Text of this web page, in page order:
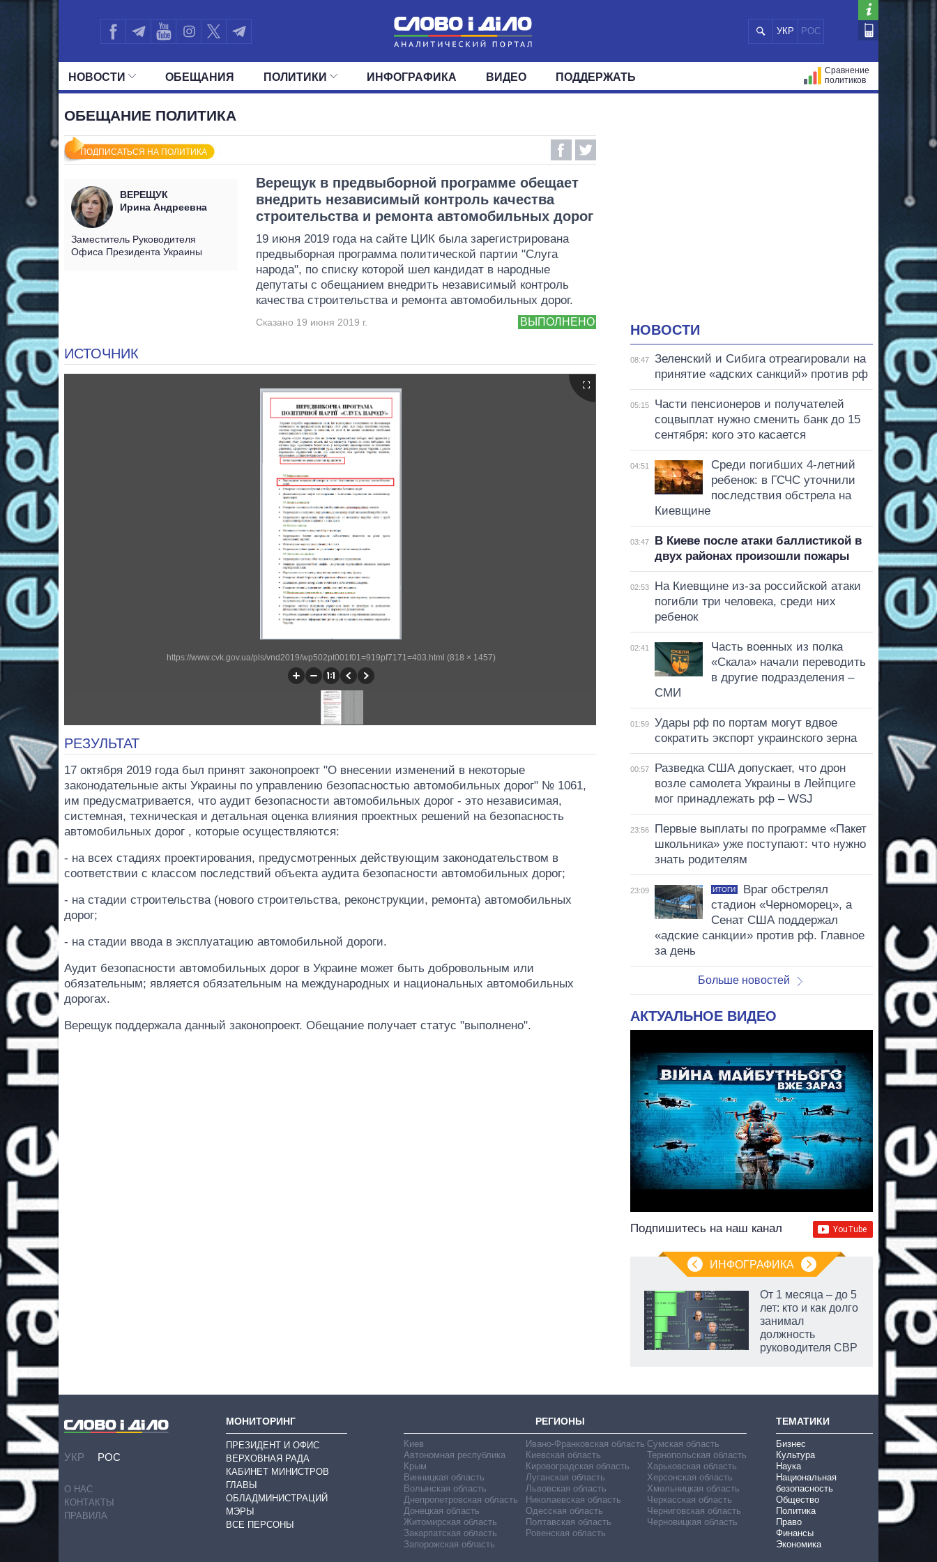
УКР РОС
НОВОСТИ
МИР
ОБЕЩАНИЯ ПОЛИТИКИ
ОКРУГА
ИНФОГРАФИКА ВИДЕО ПОДДЕРЖАТЬ
Сравнение
политиков
ОБЕЩАНИЕ ПОЛИТИКА
ПОДПИСАТЬСЯ НА ПОЛИТИКА
ВЕРЕЩУК
Ирина Андреевна
Заместитель Руководителя
Офиса Президента Украины
Верещук в предвыборной программе обещает
внедрить независимый контроль качества
строительства и ремонта автомобильных дорог
19 июня 2019 года на сайте ЦИК была зарегистрирована
предвыборная программа политической партии "Слуга
народа", по списку которой шел кандидат в народные
депутаты с обещанием внедрить независимый контроль
качества строительства и ремонта автомобильных дорог.
ВЫПОЛНЕНО
Сказано 19 июня 2019 г.
ИСТОЧНИК
https://www.cvk.gov.ua/pls/vnd2019/wp502pt001f01=919pf7171=403.html (818 × 1457)
РЕЗУЛЬТАТ
17 октября 2019 года был принят законопроект "О внесении изменений в некоторые
законодательные акты Украины по управлению безопасностью автомобильных дорог" № 1061,
им предусматривается, что аудит безопасности автомобильных дорог - это независимая,
системная, техническая и детальная оценка влияния проектных решений на безопасность
автомобильных дорог , которые осуществляются:
- на всех стадиях проектирования, предусмотренных действующим законодательством в
соответствии с классом последствий объекта аудита безопасности автомобильных дорог;
- на стадии строительства (нового строительства, реконструкции, ремонта) автомобильных
дорог;
- на стадии ввода в эксплуатацию автомобильной дороги.
Аудит безопасности автомобильных дорог в Украине может быть добровольным или
обязательным; является обязательным на международных и национальных автомобильных
дорогах.
Верещук поддержала данный законопроект. Обещание получает статус "выполнено".
НОВОСТИ
08:47
Зеленский и Сибига отреагировали на
принятие «адских санкций» против рф
05:15
Части пенсионеров и получателей
соцвыплат нужно сменить банк до 15
сентября: кого это касается
04:51
Среди погибших 4-летний
ребенок: в ГСЧС уточнили
последствия обстрела на
Киевщине
03:47
В Киеве после атаки баллистикой в
двух районах произошли пожары
02:53
На Киевщине из-за российской атаки
погибли три человека, среди них
ребенок
02:41
Часть военных из полка
«Скала» начали переводить
в другие подразделения –
СМИ
01:59
Удары рф по портам могут вдвое
сократить экспорт украинского зерна
00:57
Разведка США допускает, что дрон
возле самолета Украины в Лейпциге
мог принадлежать рф – WSJ
23:56
Первые выплаты по программе «Пакет
школьника» уже поступают: что нужно
знать родителям
23:09 ИТОГИ
Враг обстрелял
стадион «Черноморец», а
Сенат США поддержал
«адские санкции» против рф. Главное
за день
Больше новостей
АКТУАЛЬНОЕ ВИДЕО
Подпишитесь на наш канал
ИНФОГРАФИКА
От 1 месяца – до 5
лет: кто и как долго
занимал
должность
руководителя СВР
УКР РОС
О НАС
КОНТАКТЫ
ПРАВИЛА
МОНИТОРИНГ
ПРЕЗИДЕНТ И ОФИС
ВЕРХОВНАЯ РАДА
КАБИНЕТ МИНИСТРОВ
ГЛАВЫ
ОБЛАДМИНИСТРАЦИЙ
МЭРЫ
ВСЕ ПЕРСОНЫ
РЕГИОНЫ
Киев
Автономная республика
Крым
Винницкая область
Волынская область
Днепропетровская область
Донецкая область
Житомирская область
Закарпатская область
Запорожская область
Ивано-Франковская область
Киевская область
Кировоградская область
Луганская область
Львовская область
Николаевская область
Одесская область
Полтавская область
Ровенская область
Сумская область
Тернопольская область
Харьковская область
Херсонская область
Хмельницкая область
Черкасская область
Черниговская область
Черновицкая область
ТЕМАТИКИ
Бизнес
Культура
Наука
Национальная
безопасность
Общество
Политика
Право
Финансы
Экономика